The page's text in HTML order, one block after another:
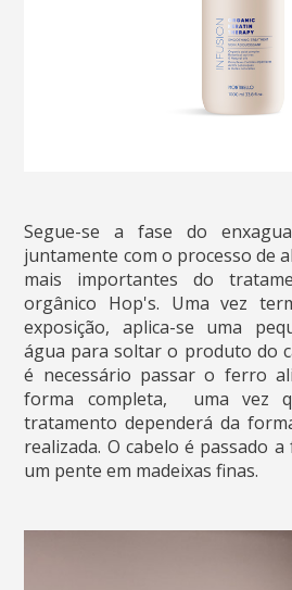
Segue-se a fase do
juntamente com o processo de
mais importantes do
orgânico Hop's. Uma vez
exposição, aplica-se uma
água para soltar o produto do
é necessário passar o ferro
forma completa, uma vez
tratamento dependerá da
realizada. O cabelo é passado
um pente em madeixas finas.